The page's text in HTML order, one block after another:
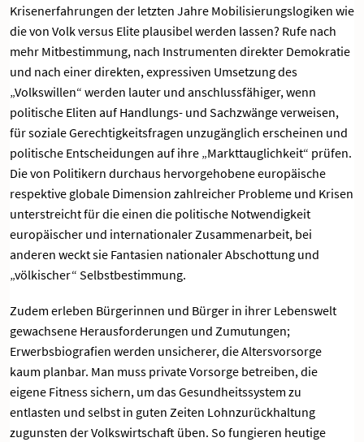
Krisenerfahrungen der letzten Jahre Mobilisierungslogiken wie
die von Volk versus Elite plausibel werden lassen? Rufe nach
mehr Mitbestimmung, nach Instrumenten direkter Demokratie
und nach einer direkten, expressiven Umsetzung des
„Volkswillen“ werden lauter und anschlussfähiger, wenn
politische Eliten auf Handlungs- und Sachzwänge verweisen,
für soziale Gerechtigkeitsfragen unzugänglich erscheinen und
politische Entscheidungen auf ihre „Markttauglichkeit“ prüfen.
Die von Politikern durchaus hervorgehobene europäische
respektive globale Dimension zahlreicher Probleme und Krisen
unterstreicht für die einen die politische Notwendigkeit
europäischer und internationaler Zusammenarbeit, bei
anderen weckt sie Fantasien nationaler Abschottung und
„völkischer“ Selbstbestimmung.
Zudem erleben Bürgerinnen und Bürger in ihrer Lebenswelt
gewachsene Herausforderungen und Zumutungen;
Erwerbsbiografien werden unsicherer, die Altersvorsorge
kaum planbar. Man muss private Vorsorge betreiben, die
eigene Fitness sichern, um das Gesundheitssystem zu
entlasten und selbst in guten Zeiten Lohnzurückhaltung
zugunsten der Volkswirtschaft üben. So fungieren heutige